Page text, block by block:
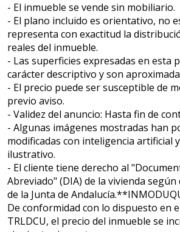
- El inmueble se vende sin mobiliario.
- El plano incluido es orientativo, no
representa con exactitud la
reales del inmueble.
- Las superficies expresadas en esta
carácter descriptivo y son
- El precio puede ser susceptible de
previo aviso.
- Validez del anuncio: Hasta fin de
- Algunas imágenes mostradas han
modificadas con inteligencia artificial
ilustrativo.
- El cliente tiene derecho al
Abreviado" (DIA) de la vivienda
de la Junta de
De conformidad con lo dispuesto en
TRLDCU, el precio del inmueble se